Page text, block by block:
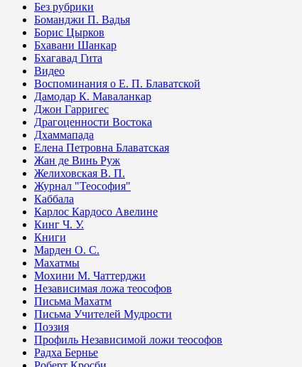
Без рубрики
Боманджи П. Вадья
Борис Цырков
Бхавани Шанкар
Бхагавад Гита
Видео
Воспоминания о Е. П. Блаватской
Дамодар К. Маваланкар
Джон Гарригес
Драгоценности Востока
Дхаммапада
Елена Петровна Блаватская
Жан де Винь Руж
Желиховская В. П.
Журнал "Теософия"
Каббала
Карлос Кардосо Авелине
Кинг Ч. У.
Книги
Марден О. С.
Махатмы
Мохини М. Чаттерджи
Независимая ложа теософов
Письма Махатм
Письма Учителей Мудрости
Поэзия
Профиль Независимой ложи теософов
Радха Бернье